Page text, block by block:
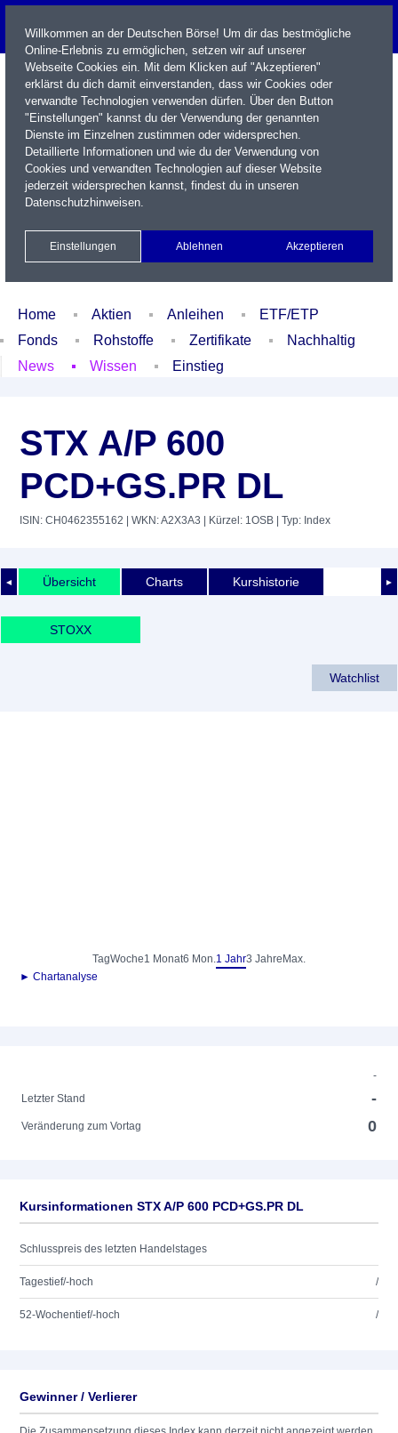
Name / WKN / ISIN / Kürzel
Xetra Realtime
Watchlist Portfolio Login
Home Aktien Anleihen
ETF/ETP
Fonds
Rohstoffe Zertifikate
Nachhaltig
News
Wissen Einstieg
STX A/P 600
PCD+GS.PR DL
ISIN: CH0462355162 | WKN: A2X3A3 | Kürzel: 1OSB | Typ: Index
◄ ►
Übersicht Charts Kurshistorie
STOXX
Watchlist
TagWoche1 Monat6 Mon.1 Jahr3 Jahre Max.
► Chartanalyse
-
Letzter Stand
-
Veränderung zum Vortag 0
Kursinformationen STX A/P 600 PCD+GS.PR DL
Schlusspreis des letzten Handelstages
Tagestief/-hoch /
52-Wochentief/-hoch /
Gewinner / Verlierer
Willkommen an der Deutschen Börse! Um dir das bestmögliche
Online-Erlebnis zu ermöglichen, setzen wir auf unserer
Webseite Cookies ein. Mit dem Klicken auf "Akzeptieren"
erklärst du dich damit einverstanden, dass wir Cookies oder
verwandte Technologien verwenden dürfen. Über den Button
"Einstellungen" kannst du der Verwendung der genannten
Dienste im Einzelnen zustimmen oder widersprechen.
Detaillierte Informationen und wie du der Verwendung von
Cookies und verwandten Technologien auf dieser Website
jederzeit widersprechen kannst, findest du in unseren
Datenschutzhinweisen.
Einstellungen Ablehnen Akzeptieren